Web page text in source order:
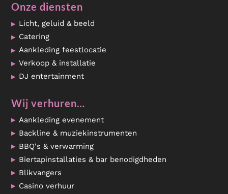
Onze diensten
Licht, geluid & beeld
Catering
Aankleding feestlocatie
Verkoop & installatie
DJ entertainment
Wij verhuren…
Aankleding evenement
Backline & muziekinstrumenten
BBQ's & verwarming
Biertapinstallaties & bar benodigdheden
Blikvangers
Casino verhuur